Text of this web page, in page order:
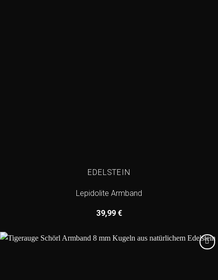
EDELSTEIN
Lepidolite Armband
39,99 €